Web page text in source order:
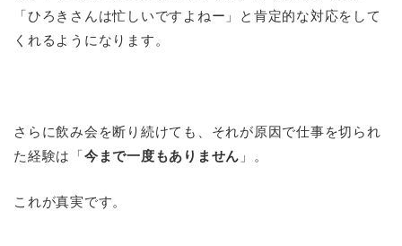
「ひろきさんは忙しいですよねー」と肯定的な対応をして
くれるようになります。
さらに飲み会を断り続けても、それが原因で仕事を切られ
た経験は「今まで一度もありません 」。
これが真実です。